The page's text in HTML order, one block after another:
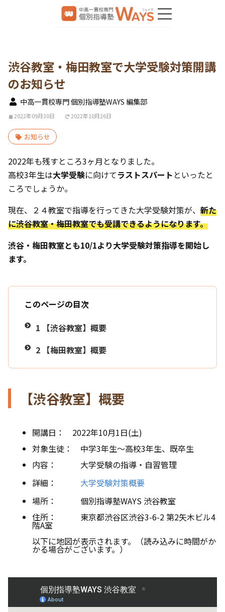
渋谷教室・梅田教室で大学受験対策開講
のお知らせ
中高一貫校専門 個別指導塾WAYS 編集部
2022年09月30日 2022年10月26日
お知らせ
2022年も残すところ3ヶ月となりました。
高校3年生は大学受験に向けてラストスパート といったと
ころでしょうか。
現在、２４教室で指導を行ってきた大学受験対策が、 新た
に渋谷教室・梅田教室でも受講できるようになります。
渋谷・梅田教室とも10/1より大学受験対策指導を開始し
ます。
このページの目次
1 【渋谷教室】概要
2 【梅田教室】概要
【渋谷教室】概要
開講日： 2022年10月1日(土)
対象生徒： 中学3年生〜高校3年生、既卒生
内容： 大学受験の指導・自習管理
詳細： 大学受験対策概要
場所： 個別指導塾WAYS 渋谷教室
住所： 東京都渋谷区渋谷3-6-2 第2矢木ビル4
階A室
以下に地図が表示されます。（読み込みに時間がか
かる場合がございます。）